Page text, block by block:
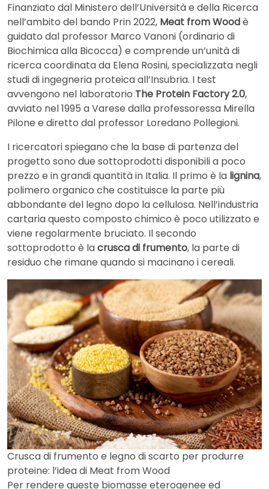
Finanziato dal Ministero dell’Università e della Ricerca
nell’ambito del bando Prin 2022, Meat from Woodè
guidato dal professor Marco Vanoni (ordinario di
Biochimica alla Bicocca) e comprende un’unità di
ricerca coordinata da Elena Rosini, specializzata negli
studi di ingegneria proteica all’Insubria. I test
avvengono nel laboratorio The Protein Factory 2.0,
avviato nel 1995 a Varese dalla professoressa Mirella
Pilone e diretto dal professor Loredano Pollegioni.
I ricercatori spiegano che la base di partenza del
progetto sono due sottoprodotti disponibili a poco
prezzo e in grandi quantità in Italia. Il primo è la lignina,
polimero organico che costituisce la parte più
abbondante del legno dopo la cellulosa. Nell’industria
cartaria questo composto chimico è poco utilizzato e
viene regolarmente bruciato. Il secondo
sottoprodotto è lacrusca di frumento, la parte di
residuo che rimane quando si macinano i cereali.
Crusca di frumento e legno di scarto per produrre
proteine: l’idea di Meat from Wood
Per rendere queste biomasse eterogenee ed